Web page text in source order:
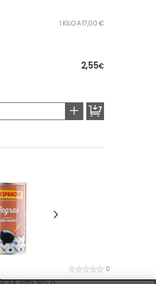
1 KILO A 17,00 €
2,55€
+
0